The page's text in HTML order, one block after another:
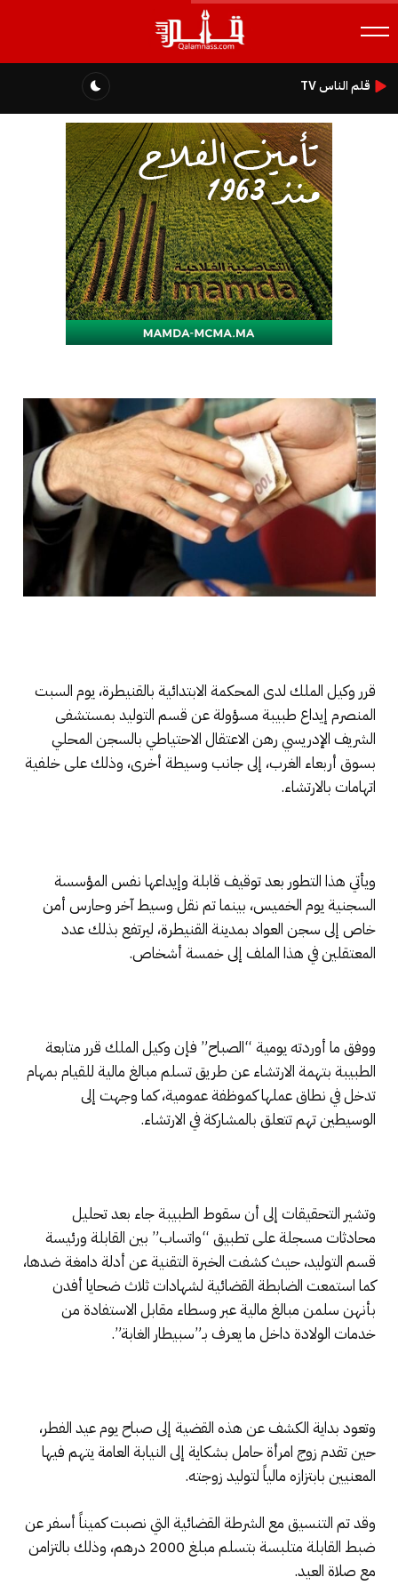
قلم الناس TV
قرر وكيل الملك لدى المحكمة الابتدائية بالقنيطرة، يوم السبت
المنصرم إيداع طبيبة مسؤولة عن قسم التوليد بمستشفى
الشريف الإدريسي رهن الاعتقال الاحتياطي بالسجن المحلي
بسوق أربعاء الغرب، إلى جانب وسيطة أخرى، وذلك على خلفية
اتهامات بالارتشاء.
ويأتي هذا التطور بعد توقيف قابلة وإيداعها نفس المؤسسة
السجنية يوم الخميس، بينما تم نقل وسيط آخر وحارس أمن
خاص إلى سجن العواد بمدينة القنيطرة، ليرتفع بذلك عدد
المعتقلين في هذا الملف إلى خمسة أشخاص.
ووفق ما أوردته يومية “الصباح” فإن وكيل الملك قرر متابعة
الطبيبة بتهمة الارتشاء عن طريق تسلم مبالغ مالية للقيام بمهام
تدخل في نطاق عملها كموظفة عمومية، كما وجهت إلى
الوسيطين تهم تتعلق بالمشاركة في الارتشاء.
وتشير التحقيقات إلى أن سقوط الطبيبة جاء بعد تحليل
محادثات مسجلة على تطبيق “واتساب” بين القابلة ورئيسة
قسم التوليد، حيث كشفت الخبرة التقنية عن أدلة دامغة ضدها،
كما استمعت الضابطة القضائية لشهادات ثلاث ضحايا أفدن
بأنهن سلمن مبالغ مالية عبر وسطاء مقابل الاستفادة من
خدمات الولادة داخل ما يعرف بـ”سبيطار الغابة”.
وتعود بداية الكشف عن هذه القضية إلى صباح يوم عيد الفطر،
حين تقدم زوج امرأة حامل بشكاية إلى النيابة العامة يتهم فيها
المعنيين بابتزازه مالياً لتوليد زوجته.
وقد تم التنسيق مع الشرطة القضائية التي نصبت كميناً أسفر عن
ضبط القابلة متلبسة بتسلم مبلغ 2000 درهم، وذلك بالتزامن
مع صلاة العيد.